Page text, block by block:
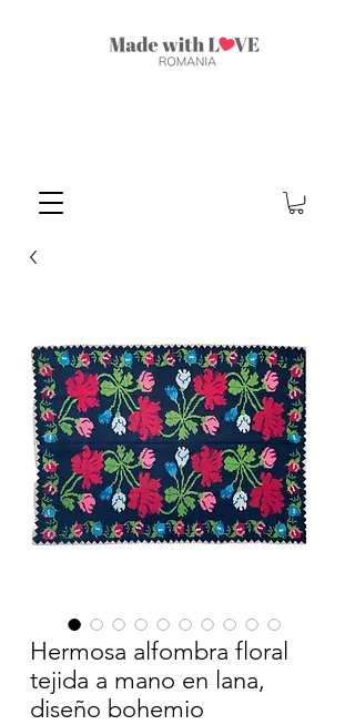
Hermosa alfombra floral
tejida a mano en lana,
diseño bohemio